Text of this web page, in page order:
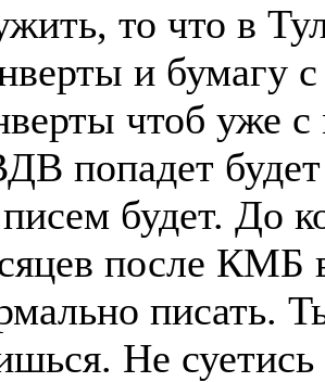
то что в
и бумагу
чтоб уже
попадет
будет. До
после КМБ
писать.
Не